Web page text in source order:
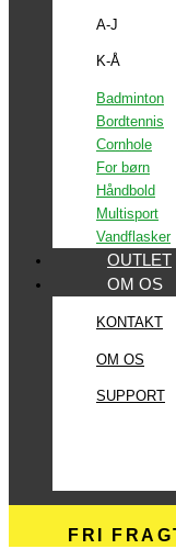
A-J
K-Å
Badminton
Bordtennis
Cornhole
For børn
Håndbold
Multisport
Vandflasker
OUTLET
OM OS
KONTAKT
OM OS
SUPPORT
FRI